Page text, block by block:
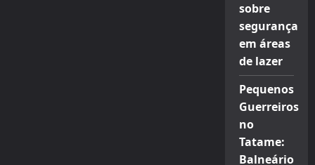
sobre
segurança
em áreas
de lazer
Pequenos
Guerreiros
no
Tatame:
Balneário